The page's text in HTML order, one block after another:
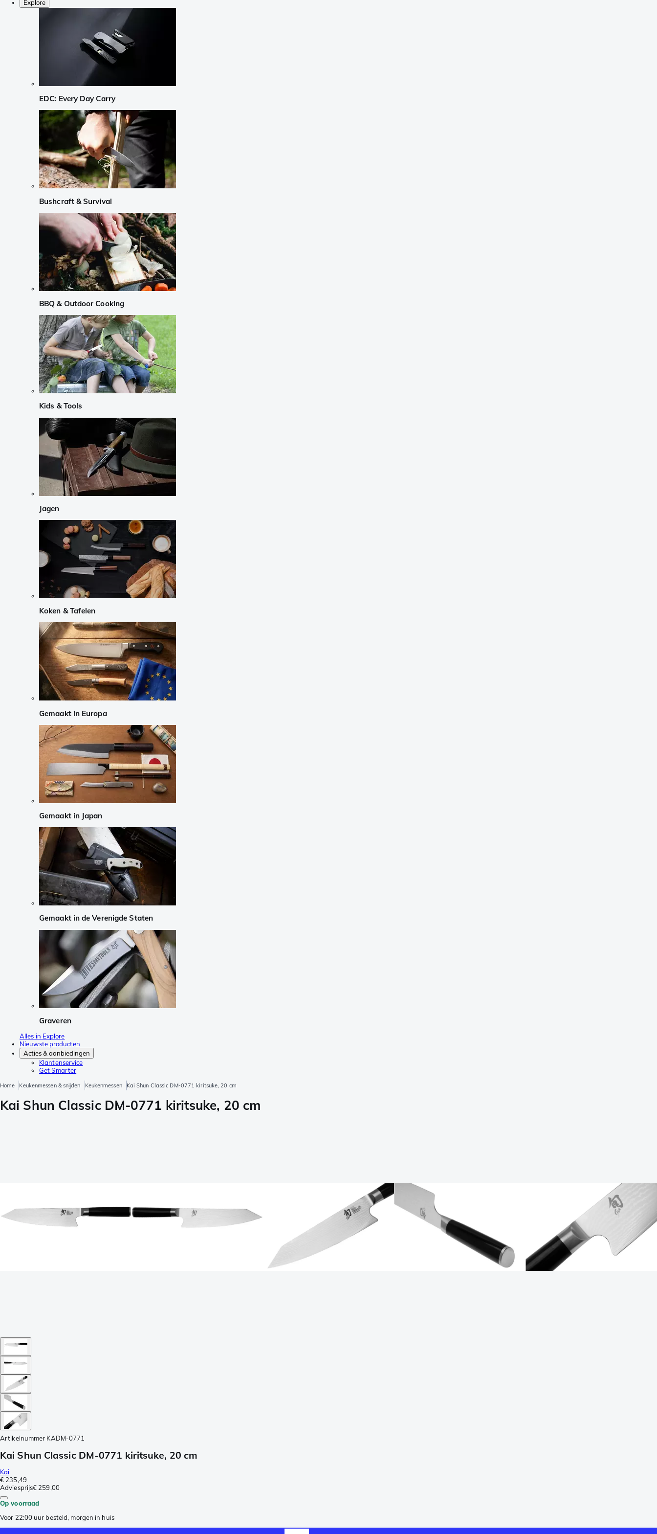
Explore
EDC: Every Day Carry
Bushcraft & Survival
BBQ & Outdoor Cooking
Kids & Tools
Jagen
Koken & Tafelen
Gemaakt in Europa
Gemaakt in Japan
Gemaakt in de Verenigde Staten
Graveren
Alles in Explore
Nieuwste producten
Acties & aanbiedingen
Klantenservice
Get Smarter
Home Keukenmessen & snijden Keukenmessen Kai Shun Classic DM-0771 kiritsuke, 20 cm
Kai Shun Classic DM-0771 kiritsuke, 20 cm
Artikelnummer KADM-0771
Kai Shun Classic DM-0771 kiritsuke, 20 cm
Kai
€ 235,49
Adviesprijs€ 259,00
Op voorraad
Voor 22:00 uur besteld, morgen in huis